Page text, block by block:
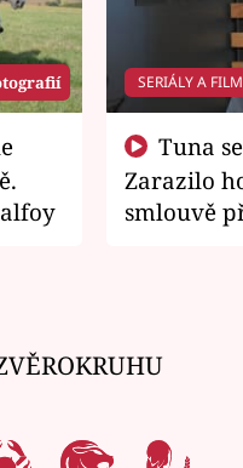
SERIÁLY A
Zarazilo
smlouvě